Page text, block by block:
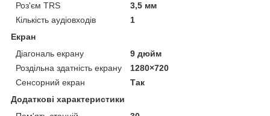
Роз'єм TRS
3,5 мм
Кількість аудіовходів
1
Екран
Діагональ екрану
9 дюйм
Роздільна здатність екрану
1280×720
Сенсорний екран
Так
Додаткові характеристики